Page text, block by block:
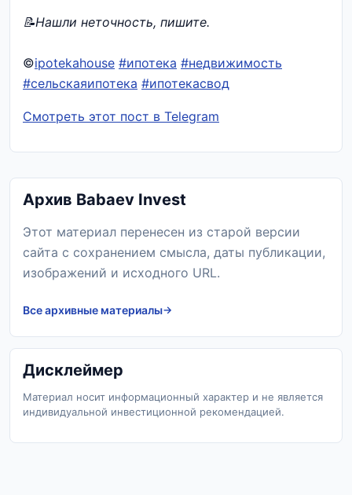
📝Нашли неточность, пишите.
©ipotekahouse #ипотека #недвижимость
#сельскаяипотека #ипотекасвод
Смотреть этот пост в Telegram
Архив Babaev Invest
Этот материал перенесен из старой версии
сайта с сохранением смысла, даты публикации,
изображений и исходного URL.
Все архивные материалы
Дисклеймер
Материал носит информационный характер и не является
индивидуальной инвестиционной рекомендацией.